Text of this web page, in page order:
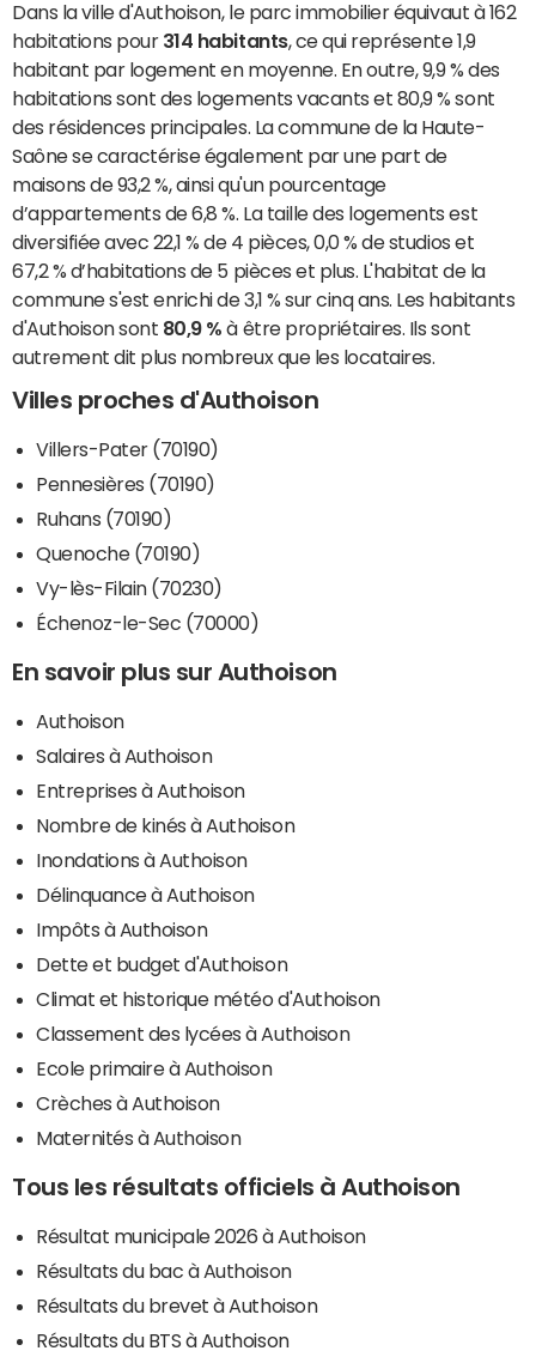
Dans la ville d'Authoison, le parc immobilier équivaut à 162
habitations pour 314 habitants, ce qui représente 1,9
habitant par logement en moyenne. En outre, 9,9 % des
habitations sont des logements vacants et 80,9 % sont
des résidences principales. La commune de la Haute-
Saône se caractérise également par une part de
maisons de 93,2 %, ainsi qu'un pourcentage
d’appartements de 6,8 %. La taille des logements est
diversifiée avec 22,1 % de 4 pièces, 0,0 % de studios et
67,2 % d’habitations de 5 pièces et plus. L'habitat de la
commune s'est enrichi de 3,1 % sur cinq ans. Les habitants
d'Authoison sont 80,9 % à être propriétaires. Ils sont
autrement dit plus nombreux que les locataires.
Villes proches d'Authoison
Villers-Pater (70190)
Pennesières (70190)
Ruhans (70190)
Quenoche (70190)
Vy-lès-Filain (70230)
Échenoz-le-Sec (70000)
En savoir plus sur Authoison
Authoison
Salaires à Authoison
Entreprises à Authoison
Nombre de kinés à Authoison
Inondations à Authoison
Délinquance à Authoison
Impôts à Authoison
Dette et budget d'Authoison
Climat et historique météo d'Authoison
Classement des lycées à Authoison
Ecole primaire à Authoison
Crèches à Authoison
Maternités à Authoison
Tous les résultats officiels à Authoison
Résultat municipale 2026 à Authoison
Résultats du bac à Authoison
Résultats du brevet à Authoison
Résultats du BTS à Authoison